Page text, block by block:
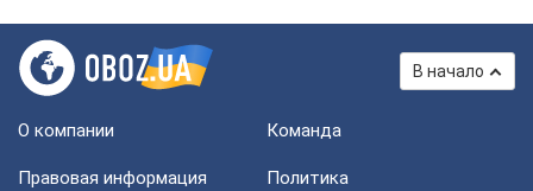
В начало
О компании Команда
Правовая информация
Политика